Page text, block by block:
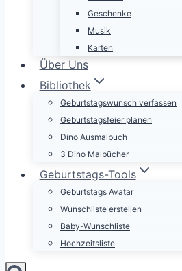
Geschenke
Musik
Karten
Über Uns
Bibliothek
Geburtstagswunsch verfassen
Geburtstagsfeier planen
Dino Ausmalbuch
3 Dino Malbücher
Geburtstags-Tools
Geburtstags Avatar
Wunschliste erstellen
Baby-Wunschliste
Hochzeitsliste